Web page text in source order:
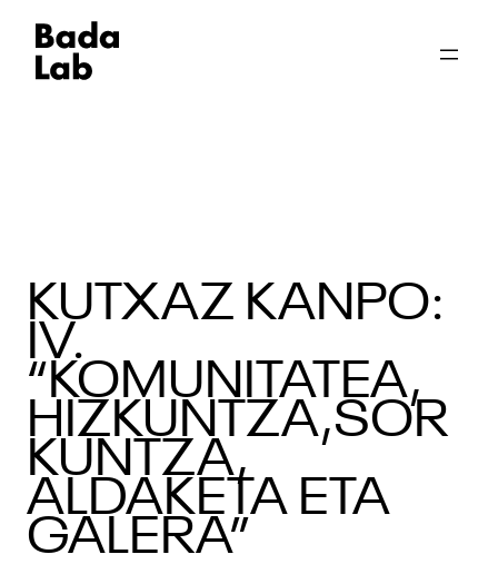
KUTXAZ KANPO:
IV.
“KOMUNITATEA,
HIZKUNTZA,SOR
KUNTZA,
ALDAKETA ETA
GALERA”